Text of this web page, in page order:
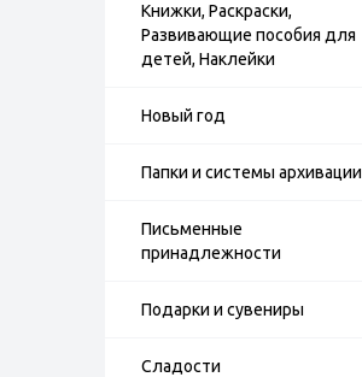
Книжки, Раскраски,
Развивающие пособия для
детей, Наклейки
Новый год
Папки и системы архивации
Письменные
принадлежности
Подарки и сувениры
Сладости